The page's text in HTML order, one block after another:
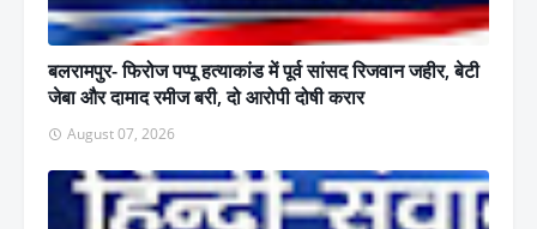
बलरामपुर- फिरोज पप्पू हत्याकांड में पूर्व सांसद रिजवान जहीर, बेटी
जेबा और दामाद रमीज बरी, दो आरोपी दोषी करार
August 07, 2026